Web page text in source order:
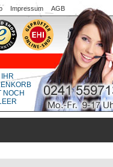
Impressum AGB
IHR
NOCH